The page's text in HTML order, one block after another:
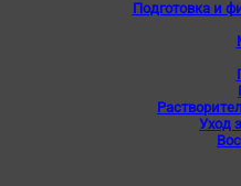
Подготовка и
Уход